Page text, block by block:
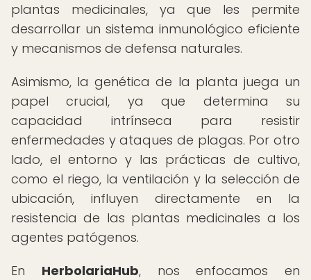
plantas medicinales, ya que les permite
desarrollar un sistema inmunológico eficiente
y mecanismos de defensa naturales.
Asimismo, la genética de la planta juega un
papel crucial, ya que determina su
capacidad intrínseca para resistir
enfermedades y ataques de plagas. Por otro
lado, el entorno y las prácticas de cultivo,
como el riego, la ventilación y la selección de
ubicación, influyen directamente en la
resistencia de las plantas medicinales a los
agentes patógenos.
En HerbolariaHub, nos enfocamos en